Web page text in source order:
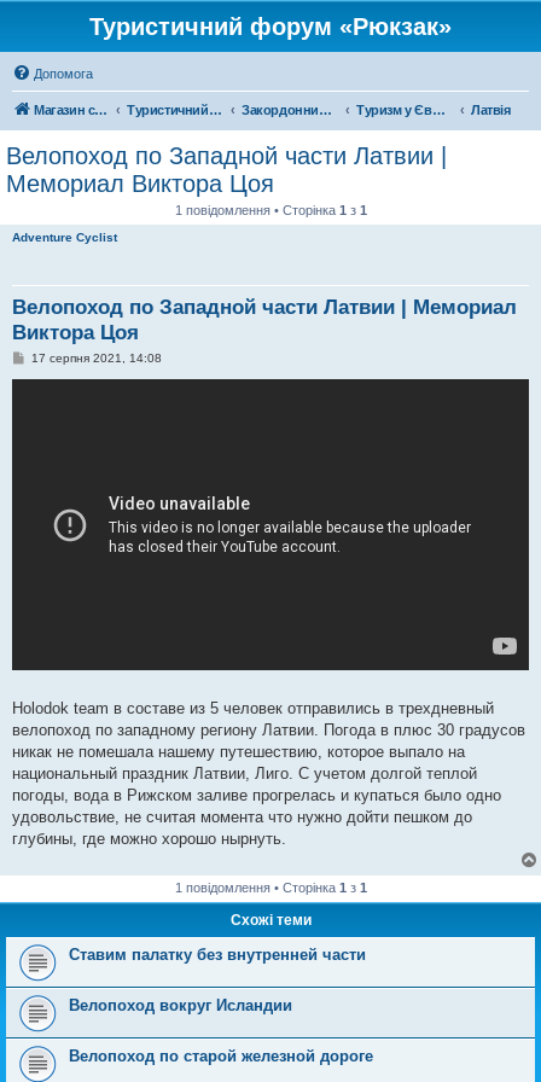
Туристичний форум «Рюкзак»
Допомога
Магазин спорядження Туристичний форум «Рюкзак» Закордонний туризм Туризм у Європі Латвія
Велопоход по Западной части Латвии |
Мемориал Виктора Цоя
1 повідомлення • Сторінка 1 з 1
Adventure Cyclist
Велопоход по Западной части Латвии | Мемориал
Виктора Цоя
П17 серпня 2021, 14:08
Holodok team в составе из 5 человек отправились в трехдневный
велопоход по западному региону Латвии. Погода в плюс 30 градусов
никак не помешала нашему путешествию, которое выпало на
национальный праздник Латвии, Лиго. С учетом долгой теплой
погоды, вода в Рижском заливе прогрелась и купаться было одно
удовольствие, не считая момента что нужно дойти пешком до
глубины, где можно хорошо нырнуть.
1 повідомлення • Сторінка 1 з 1
Схожі теми
Ставим палатку без внутренней части
Велопоход вокруг Исландии
Велопоход по старой железной дороге